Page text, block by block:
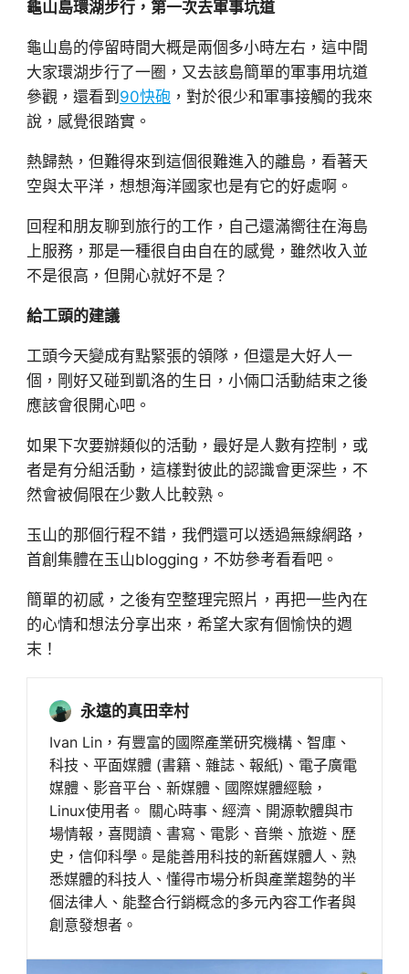
龜山島環湖步行，第一次去軍事坑道
龜山島的停留時間大概是兩個多小時左右，這中間
大家環湖步行了一圈，又去該島簡單的軍事用坑道
參觀，還看到 90快砲，對於很少和軍事接觸的我來
說，感覺很踏實。
熱歸熱，但難得來到這個很難進入的離島，看著天
空與太平洋，想想海洋國家也是有它的好處啊。
回程和朋友聊到旅行的工作，自己還滿嚮往在海島
上服務，那是一種很自由自在的感覺，雖然收入並
不是很高，但開心就好不是？
給工頭的建議
工頭今天變成有點緊張的領隊，但還是大好人一
個，剛好又碰到凱洛的生日，小倆口活動結束之後
應該會很開心吧。
如果下次要辦類似的活動，最好是人數有控制，或
者是有分組活動，這樣對彼此的認識會更深些，不
然會被侷限在少數人比較熟。
玉山的那個行程不錯，我們還可以透過無線網路，
首創集體在玉山blogging，不妨參考看看吧。
簡單的初感，之後有空整理完照片，再把一些內在
的心情和想法分享出來，希望大家有個愉快的週
末！
永遠的真田幸村
Ivan Lin，有豐富的國際產業研究機構、智庫、
科技、平面媒體 (書籍、雜誌、報紙)、電子廣電
媒體、影音平台、新媒體、國際媒體經驗，
Linux使用者。 關心時事、經濟、開源軟體與市
場情報，喜閱讀、書寫、電影、音樂、旅遊、歷
史，信仰科學。是能善用科技的新舊媒體人、熟
悉媒體的科技人、懂得市場分析與產業趨勢的半
個法律人、能整合行銷概念的多元內容工作者與
創意發想者。